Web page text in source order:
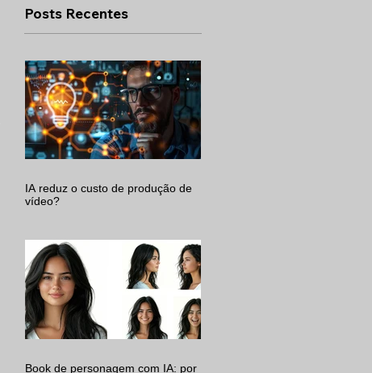
Posts Recentes
IA reduz o custo de produção de
vídeo?
Book de personagem com IA: por